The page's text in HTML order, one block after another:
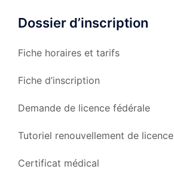
Dossier d’inscription
Fiche horaires et tarifs
Fiche d’inscription
Demande de licence fédérale
Tutoriel renouvellement de licence
Certificat médical